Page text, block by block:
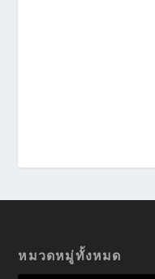
หมวดหมู่ทั้งหมด